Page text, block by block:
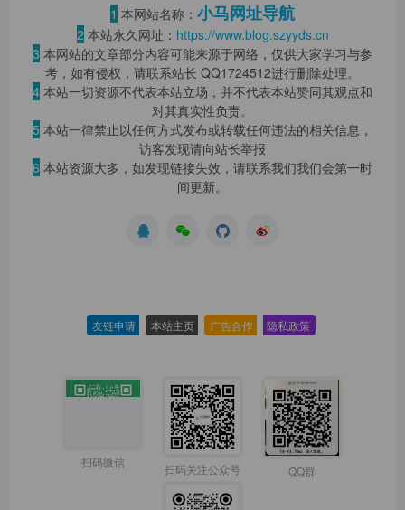
1 本网站名称： 小马网址导航
2 本站永久网址： https://www.blog.szyyds.cn
3 本网站的文章部分内容可能来源于网络，仅供大家学习与参
考，如有侵权，请联系站长 QQ1724512进行删除处理。
4 本站一切资源不代表本站立场，并不代表本站赞同其观点和
对其真实性负责。
5 本站一律禁止以任何方式发布或转载任何违法的相关信息，
访客发现请向站长举报
6 本站资源大多，如发现链接失效，请联系我们我们会第一时
间更新。
友链申请 本站主页 广告合作 隐私政策
扫码微信 扫码关注公众号 QQ群